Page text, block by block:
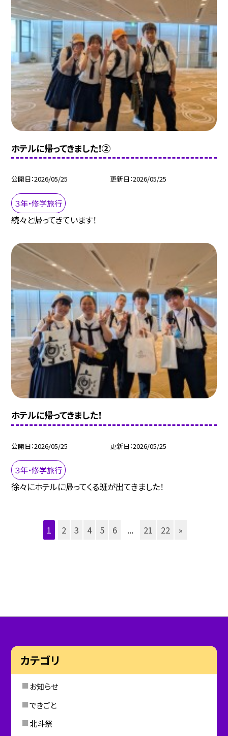
ホテルに帰ってきました！②
公開日 2026/05/25 更新日 2026/05/25
３年・修学旅行
続々と帰ってきています！
ホテルに帰ってきました！
公開日 2026/05/25 更新日 2026/05/25
３年・修学旅行
徐々にホテルに帰ってくる班が出てきました！
1 2 3 4 5 6 ... 21 22 »
カテゴリ
お知らせ
できごと
北斗祭